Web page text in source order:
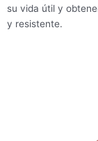
su vida útil y
y resistente.